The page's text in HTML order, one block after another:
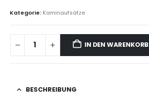
Kategorie: Kaminaufsätze
IN DEN WARENKORB
BESCHREIBUNG